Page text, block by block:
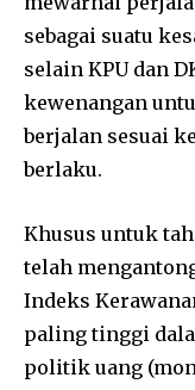
sebagai suatu
selain KPU dan
kewenangan
berjalan sesuai
berlaku.
Khusus untuk
telah
Indeks
paling tinggi
politik uang